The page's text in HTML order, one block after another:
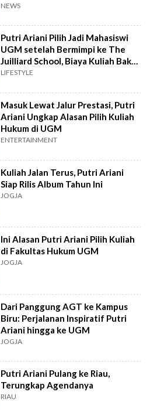
NEWS
Putri Ariani Pilih Jadi Mahasiswi
UGM setelah Bermimpi ke The
Juilliard School, Biaya Kuliah Bak
Bumi dan Langit
LIFESTYLE
Masuk Lewat Jalur Prestasi, Putri
Ariani Ungkap Alasan Pilih Kuliah
Hukum di UGM
ENTERTAINMENT
Kuliah Jalan Terus, Putri Ariani
Siap Rilis Album Tahun Ini
JOGJA
Ini Alasan Putri Ariani Pilih Kuliah
di Fakultas Hukum UGM
JOGJA
Dari Panggung AGT ke Kampus
Biru: Perjalanan Inspiratif Putri
Ariani hingga ke UGM
JOGJA
Putri Ariani Pulang ke Riau,
Terungkap Agendanya
RIAU